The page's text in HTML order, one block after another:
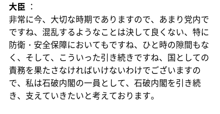
大臣 ：
非常に今、大切な時期でありますので、あまり党内で
ですね、混乱するようなことは決して良くない、特に
防衛・安全保障においてもですね、ひと時の隙間もな
く、そして、こういった引き続きですね、国としての
責務を果たさなければいけないわけでございますの
で、私は石破内閣の一員として、石破内閣を引き続
き、支えていきたいと考えております。